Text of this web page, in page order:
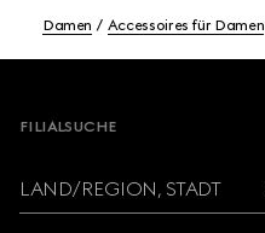
Damen Accessoires für Damen
FILIALSUCHE
LAND/REGION, STADT